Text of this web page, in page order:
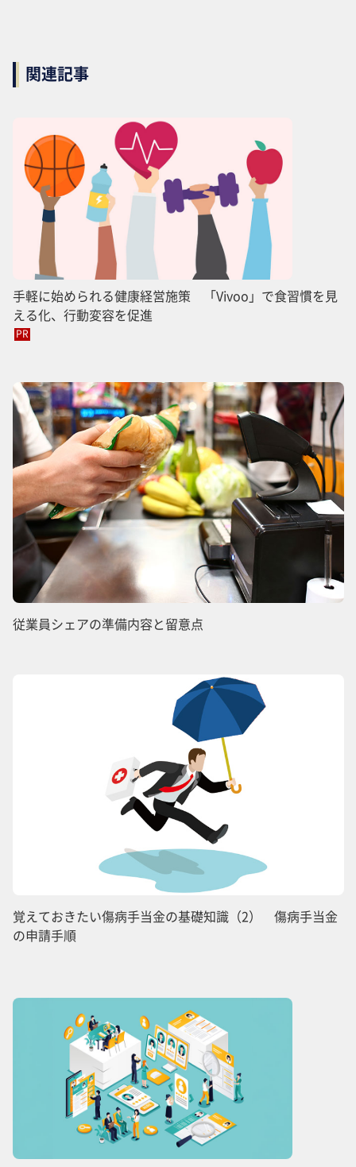
関連記事
手軽に始められる健康経営施策 「Vivoo」で食習慣を見
える化、行動変容を促進
PR
従業員シェアの準備内容と留意点
覚えておきたい傷病手当金の基礎知識（2） 傷病手当金
の申請手順